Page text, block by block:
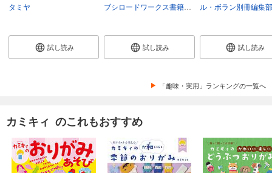
タミヤ
試し読み 試し読み
ル・ボラン別冊編集部
試し読み
「趣味・実用」ランキングの一覧へ
カミキィ のこれもおすすめ